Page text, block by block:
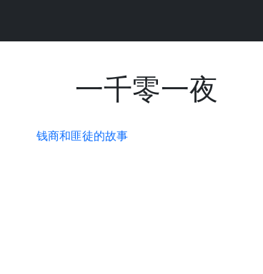
一千零一夜
钱商和匪徒的故事